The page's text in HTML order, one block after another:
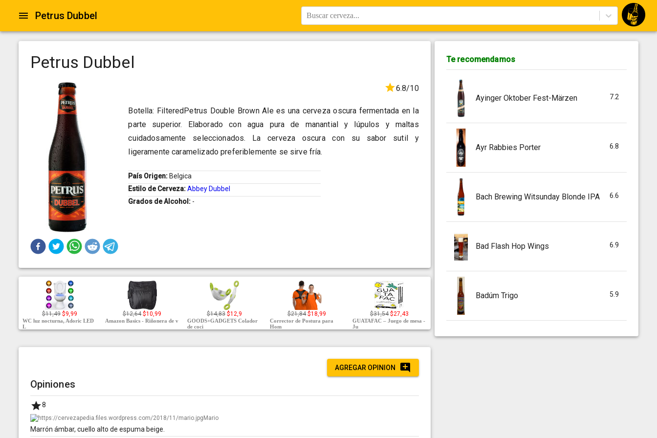
Petrus Dubbel Buscar cerveza...
Petrus Dubbel
6.8/10
Botella: FilteredPetrus Double Brown Ale es una cerveza oscura fermentada en la
parte superior. Elaborado con agua pura de manantial y lúpulos y maltas
cuidadosamente seleccionados. La cerveza oscura con su sabor sutil y
ligeramente caramelizado preferiblemente se sirve fría.
País Origen: Belgica
Estilo de Cerveza:Abbey Dubbel
Grados de Alcohol: -
$11,49 $9,99
WC luz nocturna, Adoric LED
L
$12,64 $10,99
Amazon Basics - Riñonera de v
$14,83 $12,9
GOODS+GADGETS Colador
de coci
$21,84 $18,99
Corrector de Postura para
Hom
$31,54 $27,43
GUATAFAC – Juego de mesa -
Ju
AGREGAR OPINION
Opiniones
8
Mario
Marrón ámbar, cuello alto de espuma beige.
Te recomendamos
Ayinger Oktober Fest-Märzen 7.2
Ayr Rabbies Porter 6.8
Bach Brewing Witsunday Blonde IPA 6.6
Bad Flash Hop Wings 6.9
Badúm Trigo 5.9